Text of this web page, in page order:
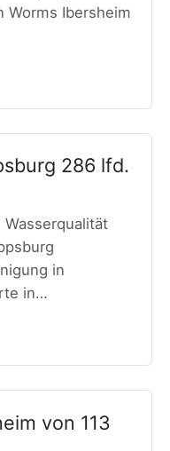
Worms Ibersheim
286 lfd.
in
in…
von 113